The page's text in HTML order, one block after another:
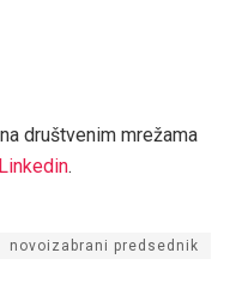
društvenim mrežama
Linkedin.
novoizabrani predsednik